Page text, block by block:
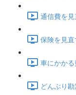
通信費を
保険を見
車にかか
どんぶり